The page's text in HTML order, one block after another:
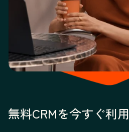
無料CRMを今すぐ利用